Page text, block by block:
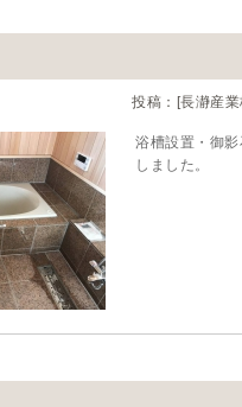
投稿：[長瀞産
浴槽設置・御影
しました。